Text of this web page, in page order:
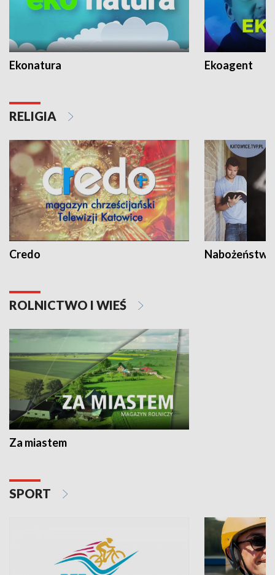
Ekonatura Ekoagent
RELIGIA
Credo
ROLNICTWO I WIEŚ
Za miastem
SPORT